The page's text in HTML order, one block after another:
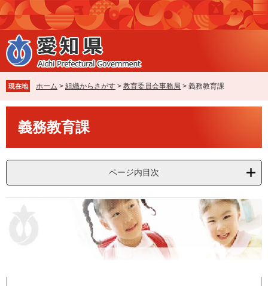
ペ
ー
ジ
の
先
で
す
。
メ
ニ
ュ
ー
を
ば
し
て
現在地 ホーム > 組織からさがす > 教育委員会事務局 > 義務教育課
義務教育課
ページ内目次